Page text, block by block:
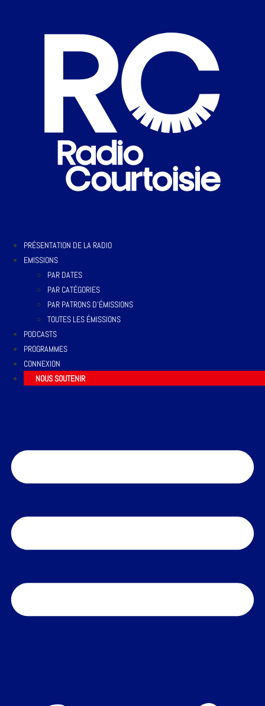
PRÉSENTATION DE LA RADIO
EMISSIONS
PAR DATES
PAR CATÉGORIES
PAR PATRONS D’ÉMISSIONS
TOUTES LES ÉMISSIONS
PODCASTS
PROGRAMMES
CONNEXION
NOUS SOUTENIR